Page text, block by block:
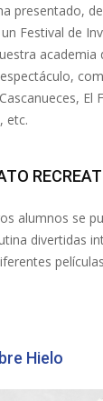
presentado,
Festival de
academia
El
etc.
alumnos se
divertidas
Hielo